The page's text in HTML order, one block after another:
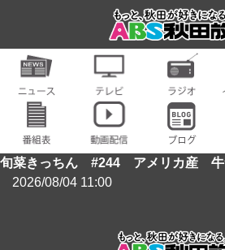
旬菜きっちん #244 アメリカ産 牛
2026/08/04 11:00